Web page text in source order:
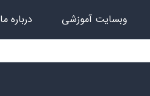
وبسایت آموزشی درباره ما